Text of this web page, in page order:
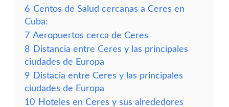
6 Centos de Salud cercanas a Ceres en
Cuba:
7 Aeropuertos cerca de Ceres
8 Distancia entre Ceres y las principales
ciudades de Europa
9 Distacia entre Ceres y las principales
ciudades de Europa
10 Hoteles en Ceres y sus alrededores